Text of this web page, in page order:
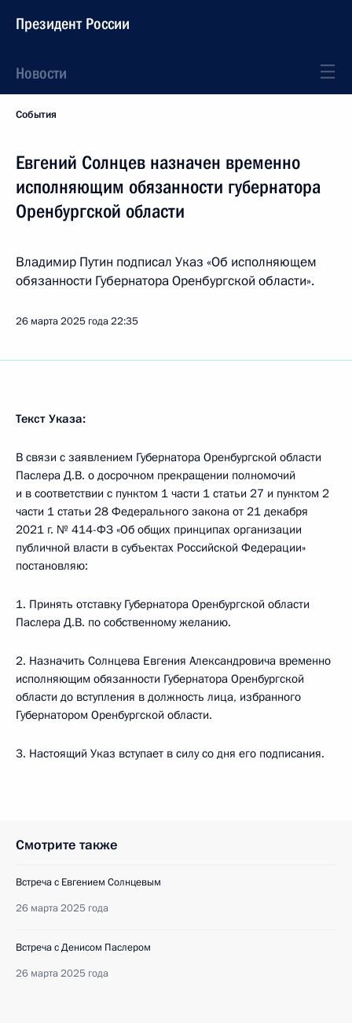
Президент России
Новости
События
Евгений Солнцев назначен временно
исполняющим обязанности губернатора
Оренбургской области
Владимир Путин подписал Указ «Об исполняющем
обязанности Губернатора Оренбургской области».
26 марта 2025 года22:35
Текст Указа:
В связи с заявлением Губернатора Оренбургской области
Паслера Д.В. о досрочном прекращении полномочий
и в соответствии с пунктом 1 части 1 статьи 27 и пунктом 2
части 1 статьи 28 Федерального закона от 21 декабря
2021 г. № 414-ФЗ «Об общих принципах организации
публичной власти в субъектах Российской Федерации»
постановляю:
1. Принять отставку Губернатора Оренбургской области
Паслера Д.В. по собственному желанию.
2. Назначить Солнцева Евгения Александровича временно
исполняющим обязанности Губернатора Оренбургской
области до вступления в должность лица, избранного
Губернатором Оренбургской области.
3. Настоящий Указ вступает в силу со дня его подписания.
Смотрите также
Встреча с Евгением Солнцевым
26 марта 2025 года
Встреча с Денисом Паслером
26 марта 2025 года